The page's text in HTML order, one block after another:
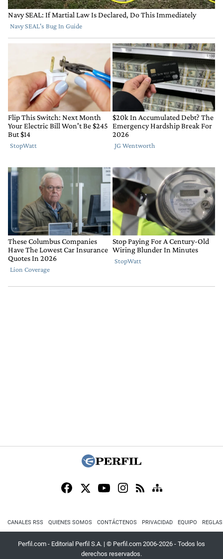
CANALES RSS QUIENES SOMOS CONTÁCTENOS PRIVACIDAD EQUIPO
Perfil.com - Editorial Perfil S.A. | © Perfil.com 2006-2026 - Todos los
derechos reservados.